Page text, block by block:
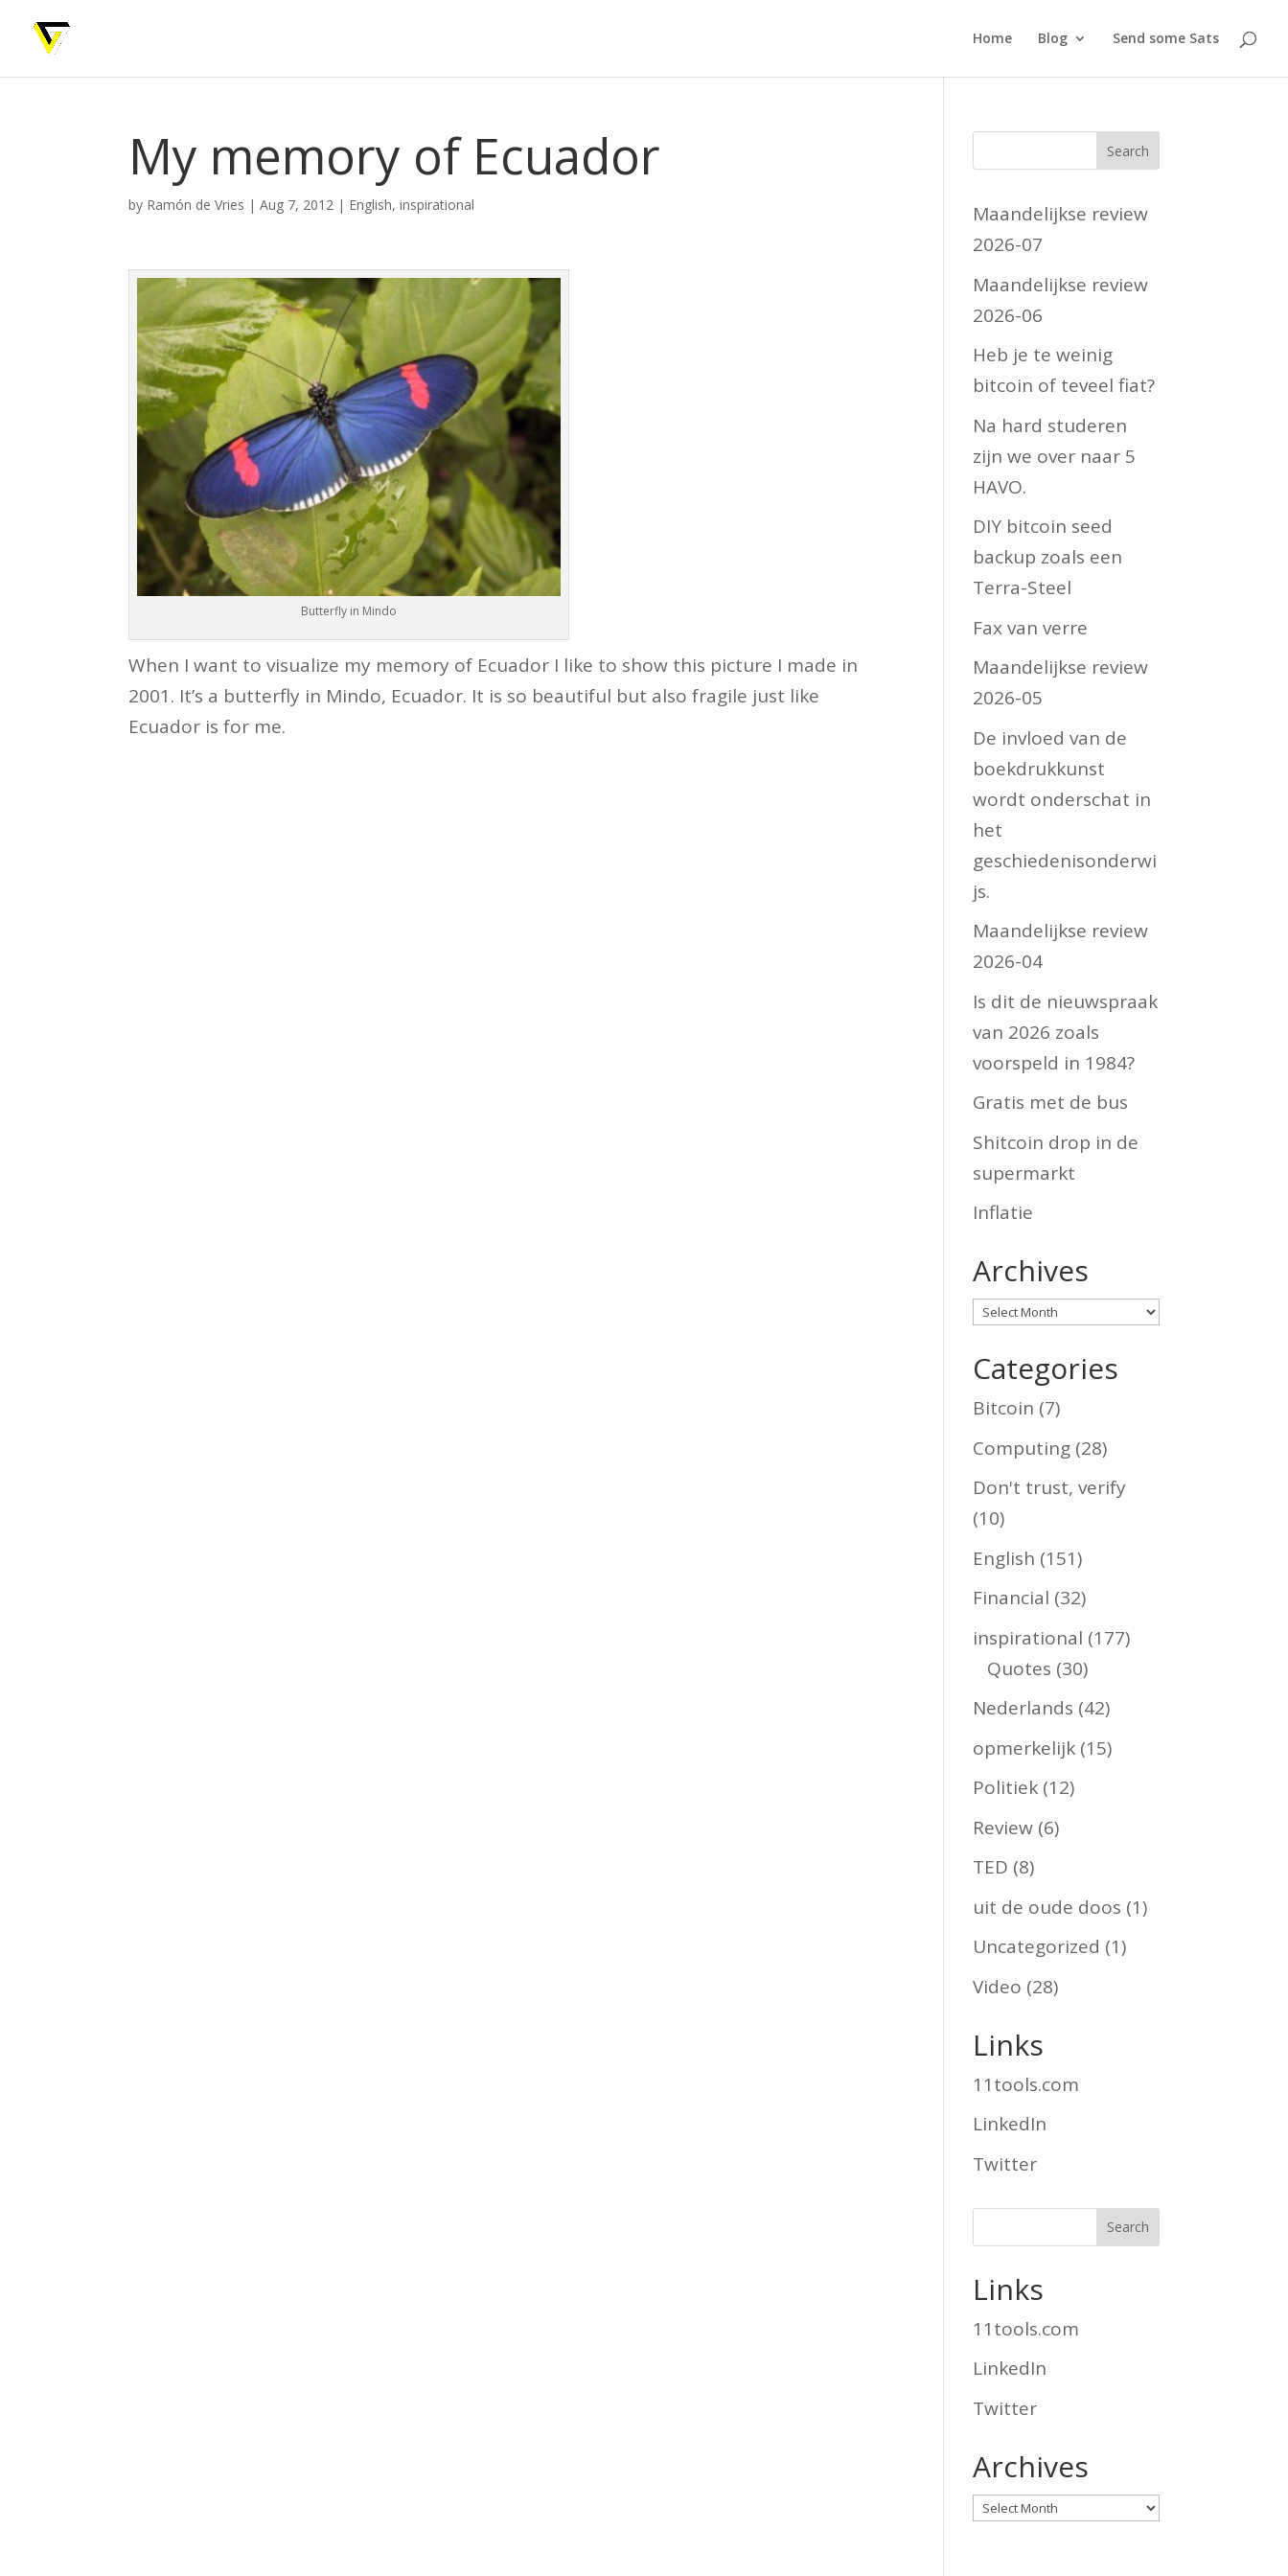
Home Blog Send some Sats
My memory of Ecuador
by Ramón de Vries |Aug 7, 2012 | English,inspirational
Butterfly in Mindo
When I want to visualize my memory of Ecuador I like to show this picture I made in
2001. It’s a butterfly in Mindo, Ecuador. It is so beautiful but also fragile just like
Ecuador is for me.
Maandelijkse review
2026-07
Maandelijkse review
2026-06
Heb je te weinig
bitcoin of teveel fiat?
Na hard studeren
zijn we over naar 5
HAVO.
DIY bitcoin seed
backup zoals een
Terra-Steel
Fax van verre
Maandelijkse review
2026-05
De invloed van de
boekdrukkunst
wordt onderschat in
het
geschiedenisonderwi
js.
Maandelijkse review
2026-04
Is dit de nieuwspraak
van 2026 zoals
voorspeld in 1984?
Gratis met de bus
Shitcoin drop in de
supermarkt
Inflatie
Archives
Archives
Categories
Bitcoin (7)
Computing (28)
Don't trust, verify
(10)
English (151)
Financial (32)
inspirational (177)
Quotes (30)
Nederlands (42)
opmerkelijk (15)
Politiek (12)
Review (6)
TED (8)
uit de oude doos (1)
Uncategorized (1)
Video (28)
Links
11tools.com
LinkedIn
Twitter
Links
11tools.com
LinkedIn
Twitter
Archives
Archives